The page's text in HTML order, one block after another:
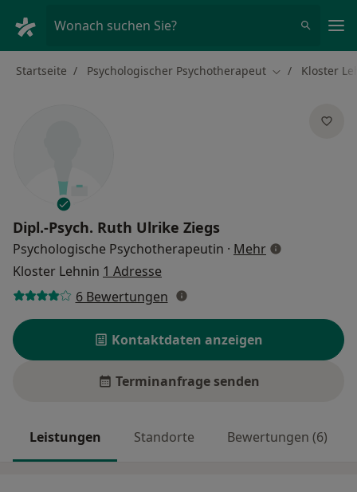
Wonach suchen Sie?
Startseite Psychologischer Psychotherapeut Stadt ändern
Kloster
Dipl.-Psych. Ruth Ulrike Ziegs
Psychologische Psychotherapeutin · Mehrüber
Kloster Lehnin 1 Adresse
6 Bewertungen
Kontaktdaten anzeigen
Terminanfrage senden
Leistungen Standorte Bewertungen (6)